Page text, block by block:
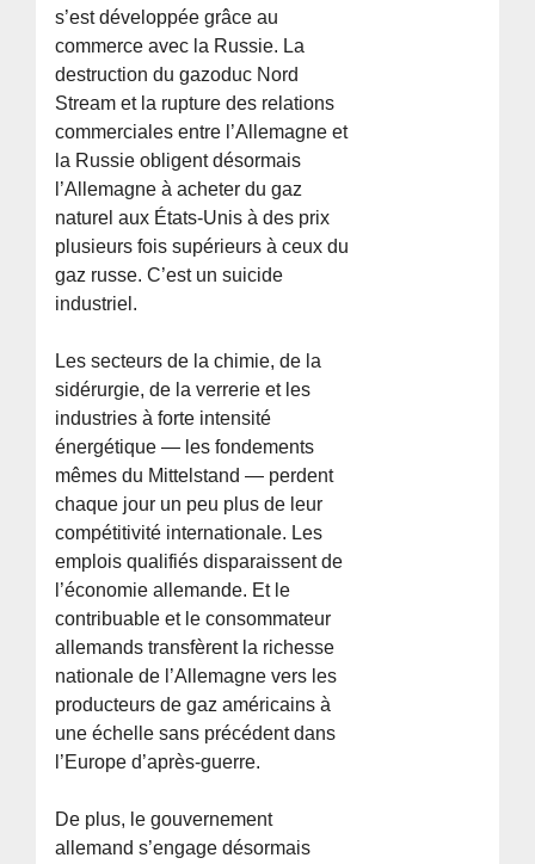
s’est développée grâce au
commerce avec la Russie. La
destruction du gazoduc Nord
Stream et la rupture des relations
commerciales entre l’Allemagne et
la Russie obligent désormais
l’Allemagne à acheter du gaz
naturel aux États-Unis à des prix
plusieurs fois supérieurs à ceux du
gaz russe. C’est un suicide
industriel.
Les secteurs de la chimie, de la
sidérurgie, de la verrerie et les
industries à forte intensité
énergétique — les fondements
mêmes du Mittelstand — perdent
chaque jour un peu plus de leur
compétitivité internationale. Les
emplois qualifiés disparaissent de
l’économie allemande. Et le
contribuable et le consommateur
allemands transfèrent la richesse
nationale de l’Allemagne vers les
producteurs de gaz américains à
une échelle sans précédent dans
l’Europe d’après-guerre.
De plus, le gouvernement
allemand s’engage désormais